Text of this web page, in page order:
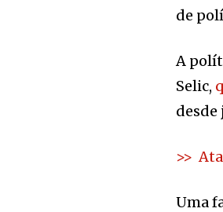
de
A
Selic,
desde
>>
Uma